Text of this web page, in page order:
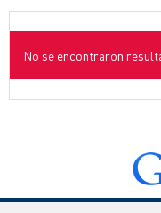
No se encontraron